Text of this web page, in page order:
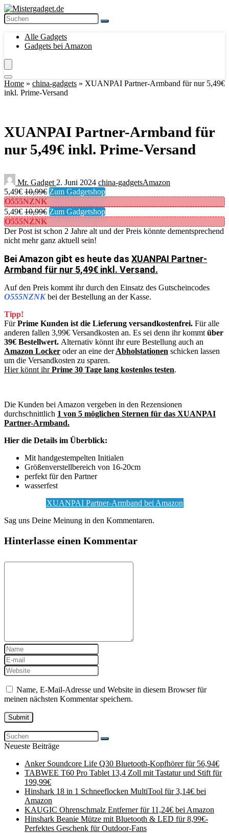
Alle Gadgets
Gadgets bei Amazon
Home » china-gadgets » XUANPAI Partner-Armband für nur 5,49€
inkl. Prime-Versand
XUANPAI Partner-Armband für
nur 5,49€ inkl. Prime-Versand
Mr. Gadget 2. Juni 2024 china-gadgetsAmazon
5,49€ 10,99€ Zum Gadgetshop
O555NZNK
5,49€ 10,99€ Zum Gadgetshop
O555NZNK
Der Post ist schon 2 Jahre alt und der Preis könnte dementsprechend
nicht mehr ganz aktuell sein!
Bei Amazon gibt es heute das XUANPAI Partner-
Armband für nur 5,49€ inkl. Versand.
Auf den Preis kommt ihr durch den Einsatz des Gutscheincodes
O555NZNKbei der Bestellung an der Kasse.
Tipp!
FürPrime Kunden ist die Lieferung versandkostenfrei. Für alle
anderen fallen 3,99€ Versandkosten an. Es sei denn ihr kommt über
39€ Bestellwert. Alternativ könnt ihr eure Bestellung auch an
Amazon Locker oder an eine der Abholstationen schicken lassen
um die Versandkosten zu sparen.
Hier könnt ihrPrime 30 Tage lang kostenlos testen.
Die Kunden bei Amazon vergeben in den Rezensionen
durchschnittlich 1 von 5 möglichen Sternen für das XUANPAI
Partner-Armband.
Hier die Details im Überblick:
Mit handgestempelten Initialen
Größenverstellbereich von 16-20cm
perfekt für den Partner
wasserfest
XUANPAI Partner-Armband bei Amazon
Sag uns Deine Meinung in den Kommentaren.
Hinterlasse einen Kommentar
Name, E-Mail-Adresse und Website in diesem Browser für
meinen nächsten Kommentar speichern.
Neueste Beiträge
Anker Soundcore Life Q30 Bluetooth-Kopfhörer für 56,94€
TABWEE T60 Pro Tablet 13,4 Zoll mit Tastatur und Stift für
199,99€
Hinshark 18 in 1 Schneeflocken MultiTool für 3,14€ bei
Amazon
KAUGIC Ohrenschmalz Entferner für 11,24€ bei Amazon
Hinshark Beanie Mütze mit Bluetooth & LED für 8,99€-
Perfektes Geschenk für Outdoor-Fans